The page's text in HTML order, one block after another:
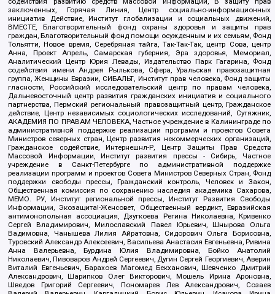
заключенных, Горячая Линия, Центр социально-информационных
инициатив Действие, Институт глобализации и социальных движений,
ВМЕСТЕ, Благотворительный фонд охраны здоровья и защиты прав
граждан, Благотворительный фонд помощи осужденным и их семьям, Фонд
Тольятти, Новое время, Серебряная тайга, Так-Так-Так, центр Сова, центр
Анна, Проект Апрель, Самарская губерния, Эра здоровья, Мемориал,
Аналитический Центр Юрия Левады, Издательство Парк Гагарина, Фонд
содействия имени Андрея Рылькова, Сфера, Уральская правозащитная
группа, Женщины Евразии, СИБАЛЬТ, Институт прав человека, Фонд защиты
гласности, Российский исследовательский центр по правам человека,
Дальневосточный центр развития гражданских инициатив и социального
партнерства, Пермский региональный правозащитный центр, Гражданское
действие, Центр независимых социологических исследований, Сутяжник,
АКАДЕМИЯ ПО ПРАВАМ ЧЕЛОВЕКА, Частное учреждение в Калининграде по
административной поддержке реализации программ и проектов Совета
Министров северных стран, Центр развития некоммерческих организаций,
Гражданское содействие, Интернешнл-Р, Центр Защиты Прав Средств
Массовой Информации, Институт развития прессы - Сибирь, Частное
учреждение в Санкт-Петербурге по административной поддержке
реализации программ и проектов Совета Министров Северных Стран, Фонд
поддержки свободы прессы, Гражданский контроль, Человек и Закон,
Общественная комиссия по сохранению наследия академика Сахарова,
МЕМО. РУ, Институт региональной прессы, Институт Развития Свободы
Информации, Экозащита!-Женсовет, Общественный вердикт, Евразийская
антимонопольная ассоциация, Дзугкоева Регина Николаевна, Кривенко
Сергей Владимирович, Милославский Павел Юрьевич, Шнырова Ольга
Вадимовна, Чанышева Лилия Айратовна, Сидорович Ольга Борисовна,
Туровский Александр Алексеевич, Васильева Анастасия Евгеньевна, Ривина
Анна Валерьевна, Бурдина Юлия Владимировна, Бойко Анатолий
Николаевич, Пивоваров Андрей Сергеевич, Дугин Сергей Георгиевич, Аверин
Виталий Евгеньевич, Барахоев Магомед Бекханович, Шевченко Дмитрий
Александрович, Шарипков Олег Викторович, Мошель Ирина Ароновна,
Шведов Григорий Сергеевич, Пономарев Лев Александрович, Созаев